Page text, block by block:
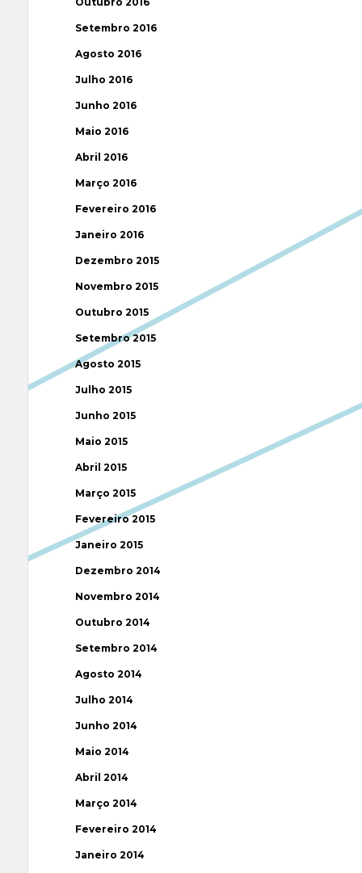
Setembro 2016
Agosto 2016
Julho 2016
Junho 2016
Maio 2016
Abril 2016
Março 2016
Fevereiro 2016
Janeiro 2016
Dezembro 2015
Novembro 2015
Outubro 2015
Setembro 2015
Agosto 2015
Julho 2015
Junho 2015
Maio 2015
Abril 2015
Março 2015
Fevereiro 2015
Janeiro 2015
Dezembro 2014
Novembro 2014
Outubro 2014
Setembro 2014
Agosto 2014
Julho 2014
Junho 2014
Maio 2014
Abril 2014
Março 2014
Fevereiro 2014
Janeiro 2014